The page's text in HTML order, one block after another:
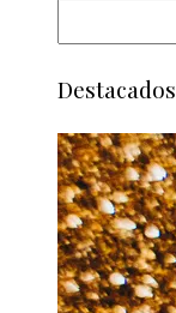
Destacados